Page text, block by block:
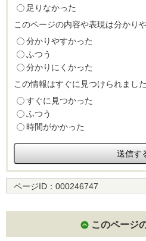
足りなかった
このページの内容や表現は分かり
分かりやすかった
ふつう
分かりにくかった
この情報はすぐに見つけられまし
すぐに見つかった
ふつう
時間がかかった
ページID： 000246747
このページ